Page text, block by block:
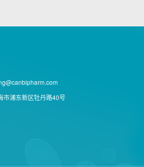
市浦东新区牡丹路40号